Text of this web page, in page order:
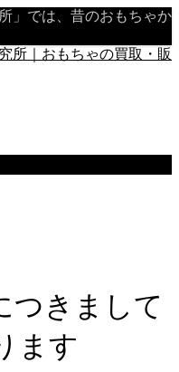
」では、昔のおもちゃか
つきまして
ます